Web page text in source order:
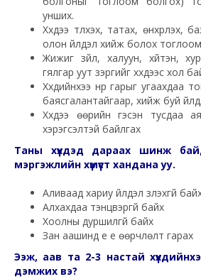
унших.
Хүүхдээ түлхэх, татах, өнхрүүлэх,
олон үйлдэл хийж болох
Жижиг зүйл, халуун, хүйтэн,
гялгар уут зэргийг хүүхдээс хол
Хүүхдийнхээ нүүр гарыг угаахдаа
баясгалантайгаар, хийж буй
Хүүхдээ өөрийн гэсэн тусдаа
хэрэгсэлтэй байлгах
Таны хүүхдэд дараах шинж
мэргэжлийн хүмүүст хандана уу.
Аливаад хариу үйлдэл үзүүлэхгүй
Алхахдаа тэнцвэргүй байх
Хоолны дуршилгүй байх
Зан аашинд үе үе өөрчлөлт гарах
Ээж, аав та 2-3 настай
дэмжих вэ?